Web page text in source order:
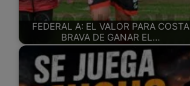
FEDERAL A: EL VALOR PARA COSTA
BRAVA DE GANAR EL…